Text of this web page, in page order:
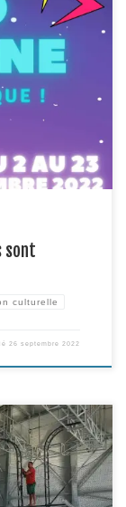
de formation,
pas à
gratuite à la
et de la
sont
culturelle
26 septembre 2022
avec la compagnie